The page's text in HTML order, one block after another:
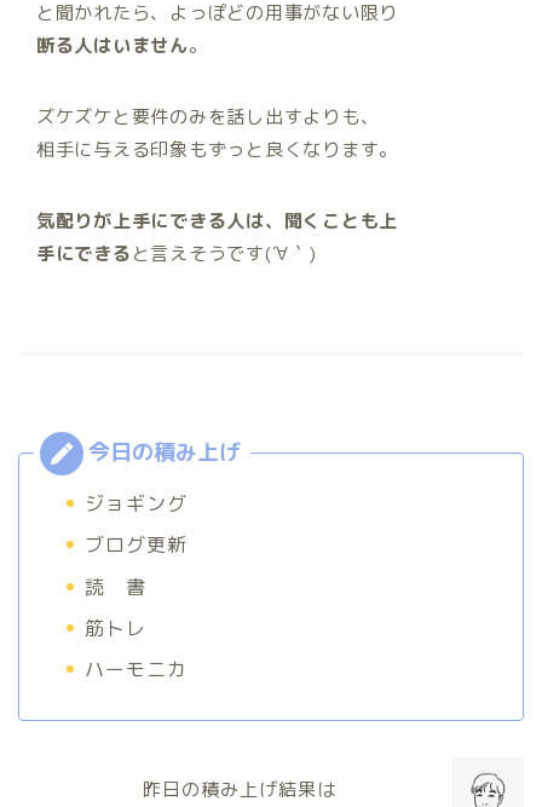
と聞かれたら、よっぽどの用事がない限り
断る人はいません。
ズケズケと要件のみを話し出すよりも、
相手に与える印象もずっと良くなります。
気配りが上手にできる人は、聞くことも上
手にできると言えそうです(´∀｀)
ジョギング
ブログ更新
読 書
筋トレ
ハーモニカ
昨日の積み上げ結果は